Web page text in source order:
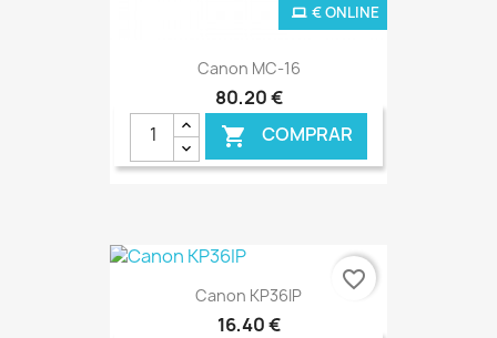
Canon MC-16
80,20 €
 COMPRAR
€ ONLINE
Canon KP36IP
16,40 €
favorite_border